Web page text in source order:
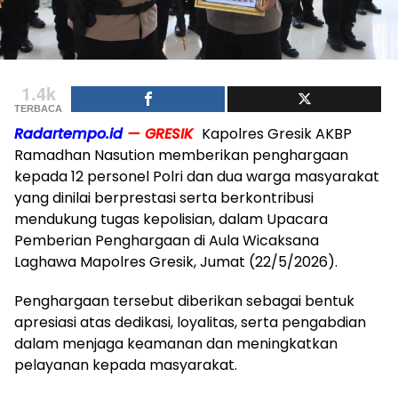
1.4k
TERBACA
Radartempo.id— GRESIK Kapolres Gresik AKBP
Ramadhan Nasution memberikan penghargaan
kepada 12 personel Polri dan dua warga masyarakat
yang dinilai berprestasi serta berkontribusi
mendukung tugas kepolisian, dalam Upacara
Pemberian Penghargaan di Aula Wicaksana
Laghawa Mapolres Gresik, Jumat (22/5/2026).
Penghargaan tersebut diberikan sebagai bentuk
apresiasi atas dedikasi, loyalitas, serta pengabdian
dalam menjaga keamanan dan meningkatkan
pelayanan kepada masyarakat.